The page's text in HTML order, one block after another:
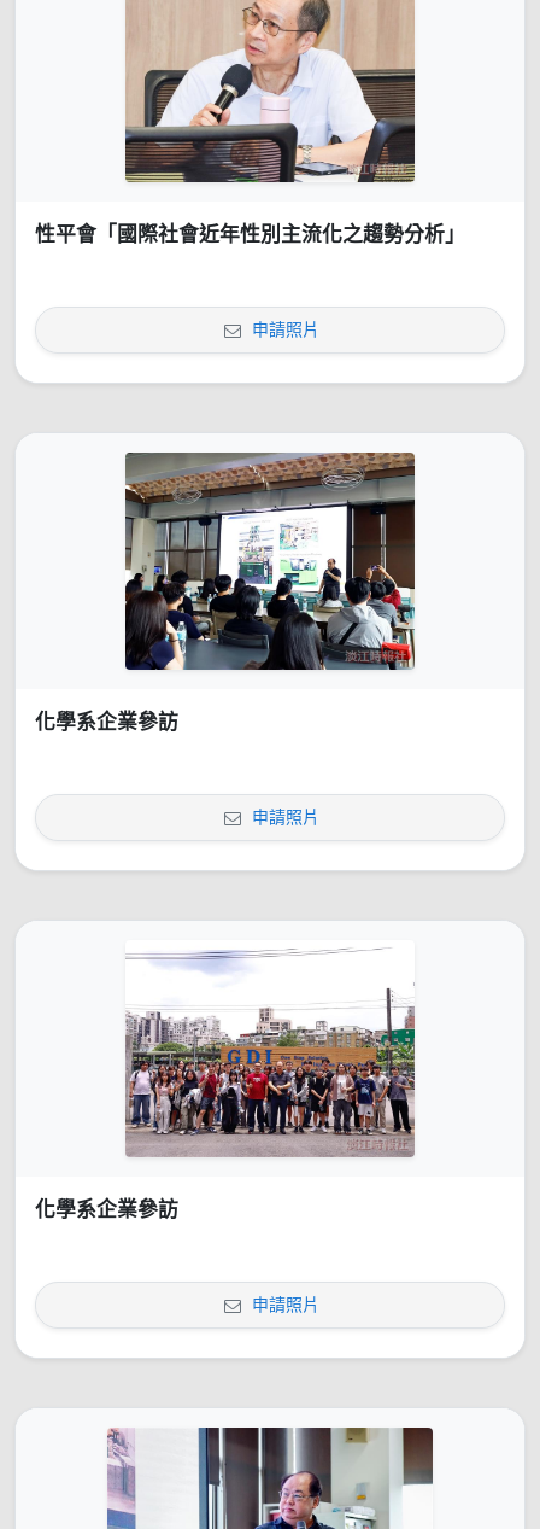
性平會「國際社會近年性別主流化之趨勢分析」
申請照片
化學系企業參訪
申請照片
化學系企業參訪
申請照片